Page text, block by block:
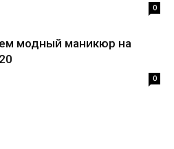
0
модный маникюр на
0